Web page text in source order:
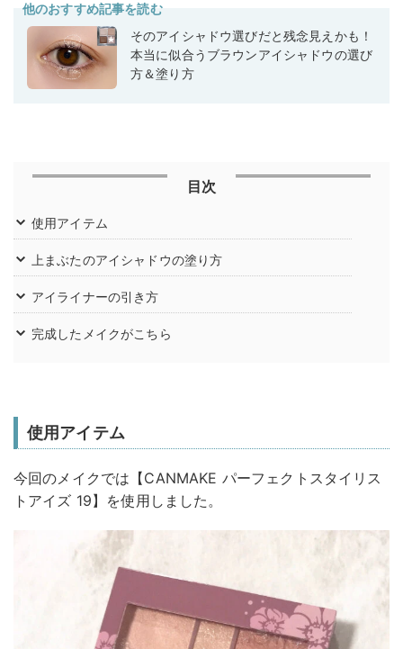
他のおすすめ記事を読む
そのアイシャドウ選びだと残念見えかも！
本当に似合うブラウンアイシャドウの選び
方＆塗り方
目次
使用アイテム
上まぶたのアイシャドウの塗り方
アイライナーの引き方
完成したメイクがこちら
使用アイテム
今回のメイクでは【CANMAKE パーフェクトスタイリス
トアイズ 19】を使用しました。